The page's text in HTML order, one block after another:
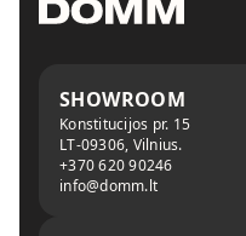
SHOWROOM
Konstitucijos pr. 15
LT-09306, Vilnius.
+370 620 90246
info@domm.lt